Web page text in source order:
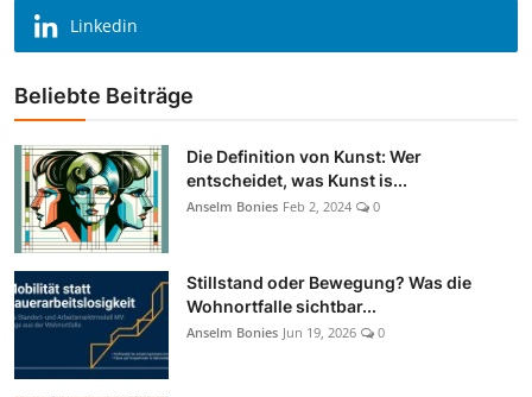
Linkedin
Beliebte Beiträge
Die Definition von Kunst: Wer
entscheidet, was Kunst is...
Anselm Bonies Feb 2, 2024 0
Stillstand oder Bewegung? Was die
Wohnortfalle sichtbar...
Anselm Bonies Jun 19, 2026 0